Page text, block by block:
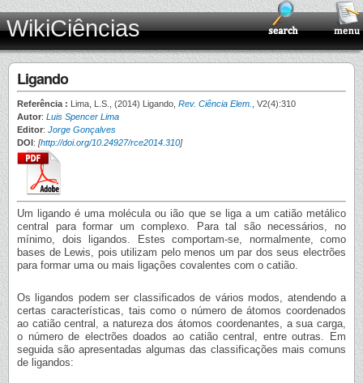
WikiCiências
Ligando
Referência : Lima, L.S., (2014) Ligando, Rev. Ciência Elem.
, V2(4):310
Autor: Luis Spencer Lima
Editor: Jorge Gonçalves
DOI: [http://doi.org/10.24927/rce2014.310]
Um ligando é uma molécula ou ião que se liga a um catião metálico
central para formar um complexo. Para tal são necessários, no
mínimo, dois ligandos. Estes comportam-se, normalmente, como
bases de Lewis, pois utilizam pelo menos um par dos seus electrões
para formar uma ou mais ligações covalentes com o catião.
Os ligandos podem ser classificados de vários modos, atendendo a
certas características, tais como o número de átomos coordenados
ao catião central, a natureza dos átomos coordenantes, a sua carga,
o número de electrões doados ao catião central, entre outras. Em
seguida são apresentadas algumas das classificações mais comuns
de ligandos: